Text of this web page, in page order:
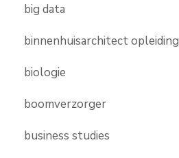
big data
binnenhuisarchitect opleiding
biologie
boomverzorger
business studies